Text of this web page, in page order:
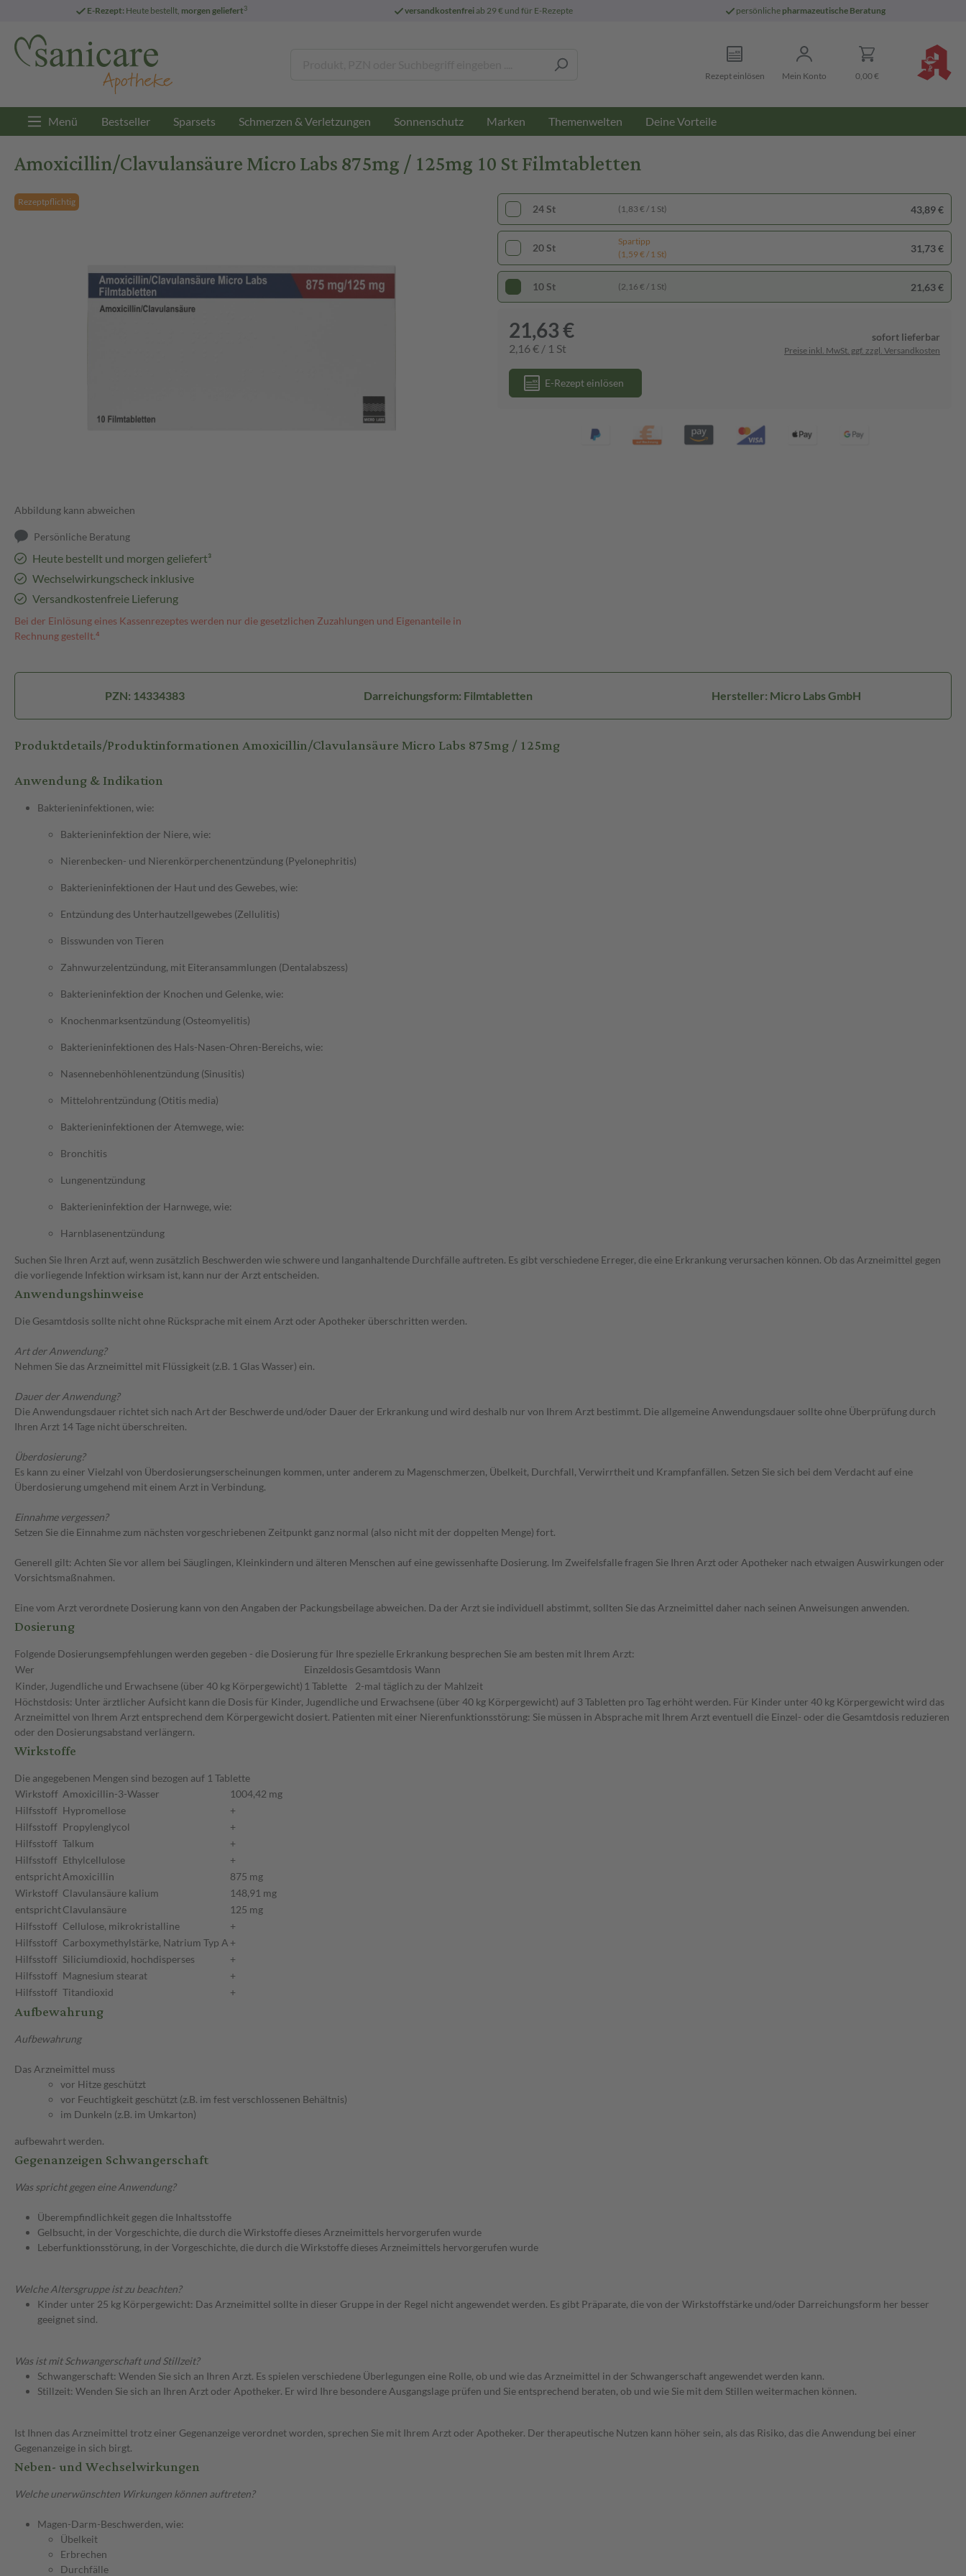
E-Rezept: Heute bestellt, morgen geliefert3 versandkostenfreiab 29 € und für E-Rezepte persönliche pharmazeutische Beratung
Rezept einlösen Mein Konto 0,00 €
Menü Bestseller Sparsets Schmerzen & Verletzungen Sonnenschutz Marken Themenwelten Deine Vorteile
Amoxicillin/Clavulansäure Micro Labs 875mg / 125mg 10 St Filmtabletten
Rezeptpflichtig
Abbildung kann abweichen
Persönliche Beratung
Heute bestellt und morgen geliefert³
Wechselwirkungscheck inklusive
Versandkostenfreie Lieferung
Bei der Einlösung eines Kassenrezeptes werden nur die gesetzlichen Zuzahlungen und Eigenanteile in
Rechnung gestellt.⁴
24 St (1,83 € / 1 St) 43,89 €
20 St
Spartipp
(1,59 € / 1 St)
31,73 €
10 St (2,16 € / 1 St) 21,63 €
21,63 €
2,16 € / 1 St
sofort lieferbar
Preise inkl. MwSt. ggf. zzgl. Versandkosten
E-Rezept einlösen
PZN: 14334383 Darreichungsform: Filmtabletten Hersteller: Micro Labs GmbH
Produktdetails/Produktinformationen Amoxicillin/Clavulansäure Micro Labs 875mg / 125mg
Anwendung & Indikation
Bakterieninfektionen, wie:
Bakterieninfektion der Niere, wie:
Nierenbecken- und Nierenkörperchenentzündung (Pyelonephritis)
Bakterieninfektionen der Haut und des Gewebes, wie:
Entzündung des Unterhautzellgewebes (Zellulitis)
Bisswunden von Tieren
Zahnwurzelentzündung, mit Eiteransammlungen (Dentalabszess)
Bakterieninfektion der Knochen und Gelenke, wie:
Knochenmarksentzündung (Osteomyelitis)
Bakterieninfektionen des Hals-Nasen-Ohren-Bereichs, wie:
Nasennebenhöhlenentzündung (Sinusitis)
Mittelohrentzündung (Otitis media)
Bakterieninfektionen der Atemwege, wie:
Bronchitis
Lungenentzündung
Bakterieninfektion der Harnwege, wie:
Harnblasenentzündung
Suchen Sie Ihren Arzt auf, wenn zusätzlich Beschwerden wie schwere und langanhaltende Durchfälle auftreten. Es gibt verschiedene Erreger, die eine Erkrankung verursachen können. Ob das Arzneimittel gegen
die vorliegende Infektion wirksam ist, kann nur der Arzt entscheiden.
Anwendungshinweise
Die Gesamtdosis sollte nicht ohne Rücksprache mit einem Arzt oder Apotheker überschritten werden.
Art der Anwendung?
Nehmen Sie das Arzneimittel mit Flüssigkeit (z.B. 1 Glas Wasser) ein.
Dauer der Anwendung?
Die Anwendungsdauer richtet sich nach Art der Beschwerde und/oder Dauer der Erkrankung und wird deshalb nur von Ihrem Arzt bestimmt. Die allgemeine Anwendungsdauer sollte ohne Überprüfung durch
Ihren Arzt 14 Tage nicht überschreiten.
Überdosierung?
Es kann zu einer Vielzahl von Überdosierungserscheinungen kommen, unter anderem zu Magenschmerzen, Übelkeit, Durchfall, Verwirrtheit und Krampfanfällen. Setzen Sie sich bei dem Verdacht auf eine
Überdosierung umgehend mit einem Arzt in Verbindung.
Einnahme vergessen?
Setzen Sie die Einnahme zum nächsten vorgeschriebenen Zeitpunkt ganz normal (also nicht mit der doppelten Menge) fort.
Generell gilt: Achten Sie vor allem bei Säuglingen, Kleinkindern und älteren Menschen auf eine gewissenhafte Dosierung. Im Zweifelsfalle fragen Sie Ihren Arzt oder Apotheker nach etwaigen Auswirkungen oder
Vorsichtsmaßnahmen.
Eine vom Arzt verordnete Dosierung kann von den Angaben der Packungsbeilage abweichen. Da der Arzt sie individuell abstimmt, sollten Sie das Arzneimittel daher nach seinen Anweisungen anwenden.
Dosierung
Folgende Dosierungsempfehlungen werden gegeben - die Dosierung für Ihre spezielle Erkrankung besprechen Sie am besten mit Ihrem Arzt:
Wer
Einzeldosis Gesamtdosis Wann
Kinder, Jugendliche und Erwachsene (über 40 kg Körpergewicht) 1 Tablette 2-mal täglich zu der Mahlzeit
Höchstdosis: Unter ärztlicher Aufsicht kann die Dosis für Kinder, Jugendliche und Erwachsene (über 40 kg Körpergewicht) auf 3 Tabletten pro Tag erhöht werden. Für Kinder unter 40 kg Körpergewicht wird das
Arzneimittel von Ihrem Arzt entsprechend dem Körpergewicht dosiert. Patienten mit einer Nierenfunktionsstörung: Sie müssen in Absprache mit Ihrem Arzt eventuell die Einzel- oder die Gesamtdosis reduzieren
oder den Dosierungsabstand verlängern.
Wirkstoffe
Die angegebenen Mengen sind bezogen auf 1 Tablette
Wirkstoff Amoxicillin-3-Wasser
1004,42 mg
Hilfsstoff Hypromellose
+
Hilfsstoff Propylenglycol
+
Hilfsstoff Talkum
+
Hilfsstoff Ethylcellulose
+
entsprichtAmoxicillin
875 mg
Wirkstoff Clavulansäure kalium
148,91 mg
entsprichtClavulansäure
125 mg
Hilfsstoff Cellulose, mikrokristalline
+
Hilfsstoff Carboxymethylstärke, Natrium Typ A +
Hilfsstoff Siliciumdioxid, hochdisperses
+
Hilfsstoff Magnesium stearat
+
Hilfsstoff Titandioxid +
Aufbewahrung
Aufbewahrung
Das Arzneimittel muss
vor Hitze geschützt
vor Feuchtigkeit geschützt (z.B. im fest verschlossenen Behältnis)
im Dunkeln (z.B. im Umkarton)
aufbewahrt werden.
Gegenanzeigen Schwangerschaft
Was spricht gegen eine Anwendung?
Überempfindlichkeit gegen die Inhaltsstoffe
Gelbsucht, in der Vorgeschichte, die durch die Wirkstoffe dieses Arzneimittels hervorgerufen wurde
Leberfunktionsstörung, in der Vorgeschichte, die durch die Wirkstoffe dieses Arzneimittels hervorgerufen wurde
Welche Altersgruppe ist zu beachten?
Kinder unter 25 kg Körpergewicht: Das Arzneimittel sollte in dieser Gruppe in der Regel nicht angewendet werden. Es gibt Präparate, die von der Wirkstoffstärke und/oder Darreichungsform her besser
geeignet sind.
Was ist mit Schwangerschaft und Stillzeit?
Schwangerschaft: Wenden Sie sich an Ihren Arzt. Es spielen verschiedene Überlegungen eine Rolle, ob und wie das Arzneimittel in der Schwangerschaft angewendet werden kann.
Stillzeit: Wenden Sie sich an Ihren Arzt oder Apotheker. Er wird Ihre besondere Ausgangslage prüfen und Sie entsprechend beraten, ob und wie Sie mit dem Stillen weitermachen können.
Ist Ihnen das Arzneimittel trotz einer Gegenanzeige verordnet worden, sprechen Sie mit Ihrem Arzt oder Apotheker. Der therapeutische Nutzen kann höher sein, als das Risiko, das die Anwendung bei einer
Gegenanzeige in sich birgt.
Neben- und Wechselwirkungen
Welche unerwünschten Wirkungen können auftreten?
Magen-Darm-Beschwerden, wie:
Übelkeit
Erbrechen
Durchfälle